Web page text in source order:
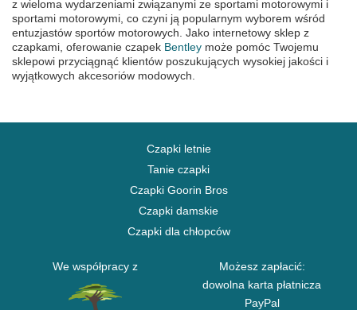
z wieloma wydarzeniami związanymi ze sportami motorowymi i
sportami motorowymi, co czyni ją popularnym wyborem wśród
entuzjastów sportów motorowych. Jako internetowy sklep z
czapkami, oferowanie czapek Bentley może pomóc Twojemu
sklepowi przyciągnąć klientów poszukujących wysokiej jakości i
wyjątkowych akcesoriów modowych.
Czapki letnie
Tanie czapki
Czapki Goorin Bros
Czapki damskie
Czapki dla chłopców
We współpracy z
Możesz zapłacić:
dowolna karta płatnicza
PayPal